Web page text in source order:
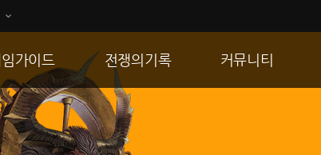
가이드
임 특징
버가이드
전쟁의기록
통합 길드전
공성 & 스팟
커뮤니티